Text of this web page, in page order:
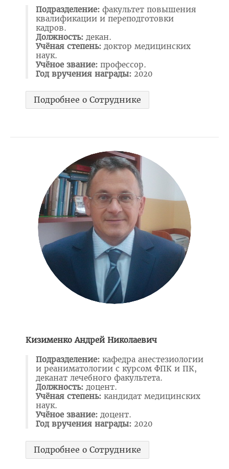
Порядок приема на ФДП 2026
Расписание
Стоимость обучения
Документы
Для иностранных граждан
Количество поданных заявлений и конкурс 2026
Порядок приема в ВГМУ 2026
Нормативная документация
Целевая подготовка
Общая информация
План приема на целевые места
Пункты оформления и выдачи договоров о целевой
подготовке-2026
Заказчик: Министерство здравоохранения
Заказчик: Государственный комитет судебных экспертиз
Заказчик: организации системы труда и соцзащиты
Заказчик: БелЛекоЦентр
Памятка абитуриенту 2026
Алгоритм подачи документов для целевиков
Вступительный экзамен
Карта целевика
Подразделение: факультет повышения
квалификации и переподготовки
кадров.
Должность: декан.
Учёная степень: доктор медицинских
наук.
Учёное звание: профессор.
Год вручения награды: 2020
Подробнее о Сотруднике
Кизименко Андрей Николаевич
Подразделение: кафедра анестезиологии
и реаниматологии с курсом ФПК и ПК,
деканат лечебного факультета.
Должность: доцент.
Учёная степень: кандидат медицинских
наук.
Учёное звание: доцент.
Год вручения награды: 2020
Подробнее о Сотруднике